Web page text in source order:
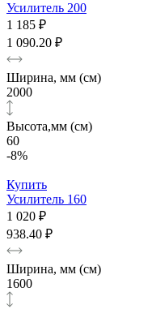
Усилитель 200
1 185 ₽
1 090.20 ₽
Ширина, мм (см)
2000
Высота,мм (см)
60
-8%
Купить
Усилитель 160
1 020 ₽
938.40 ₽
Ширина, мм (см)
1600